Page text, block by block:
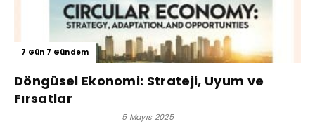
7 Gün 7 Gündem
Döngüsel Ekonomi: Strateji, Uyum ve
Fırsatlar
- 5 Mayıs 2025